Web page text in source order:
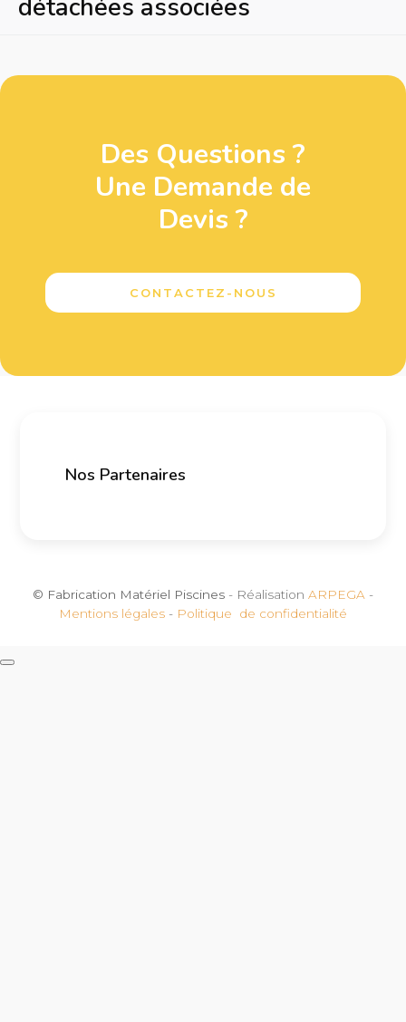
détachées associées
Des Questions ?
Une Demande de
Devis ?
CONTACTEZ-NOUS
Nos Partenaires
© Fabrication Matériel Piscines - Réalisation ARPEGA -
Mentions légales - Politique de confidentialité